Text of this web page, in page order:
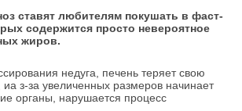
ставят любителям покушать в фаст-
содержится просто невероятное
жиров.
недуга, печень теряет свою
з-за увеличенных размеров начинает
органы, нарушается процесс